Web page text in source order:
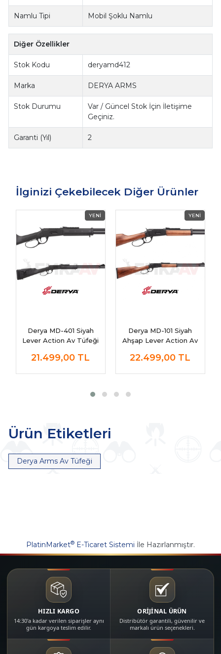
Namlu Tipi Mobil Şoklu Namlu
Diğer Özellikler
Stok Kodu deryamd412
Marka DERYA ARMS
Stok Durumu
Var / Güncel Stok İçin İletişime
Geçiniz.
Garanti (Yıl) 2
İlginizi Çekebilecek Diğer Ürünler
Derya MD-401 Siyah
Lever Action Av Tüfeği
21.499,00 TL
Derya MD-101 Siyah
Ahşap Lever Action Av
22.499,00 TL
Ürün Etiketleri
Derya Arms Av Tüfeği
PlatinMarket® E-Ticaret Sistemi İle Hazırlanmıştır.
HIZLI KARGO
14:30'a kadar verilen siparişler aynı
gün kargoya teslim edilir.
ORİJİNAL ÜRÜN
Distribütör garantili, güvenilir ve
markalı ürün seçenekleri.